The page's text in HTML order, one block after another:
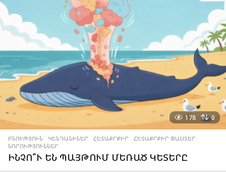
178 0
ԲՆՈՒԹՅՈՒՆ ,ԿԵՆԴԱՆԻՆԵՐ ,ՀԵՏԱՔՐՔԻՐ ,ՀԵՏԱՔՐՔԻՐ ՓԱՍՏԵՐ
ՆՈՐՈՒԹՅՈՒՆՆԵՐ
ԻՆՉՈ՞Ւ ԵՆ ՊԱՅԹՈՒՄ ՄԵՌԱԾ ԿԵՏԵՐԸ